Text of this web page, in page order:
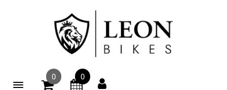
Toggle navigation
0 0